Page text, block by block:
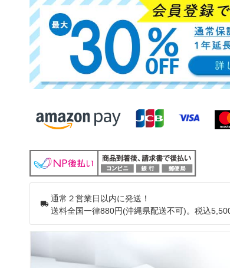
通常２営業日以内に発送！
送料全国一律880円(沖縄県配送不可)。税込